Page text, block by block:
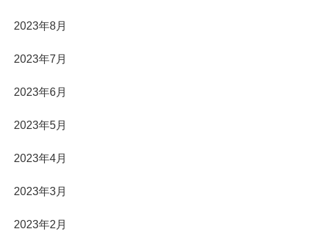
2023年8月
2023年7月
2023年6月
2023年5月
2023年4月
2023年3月
2023年2月